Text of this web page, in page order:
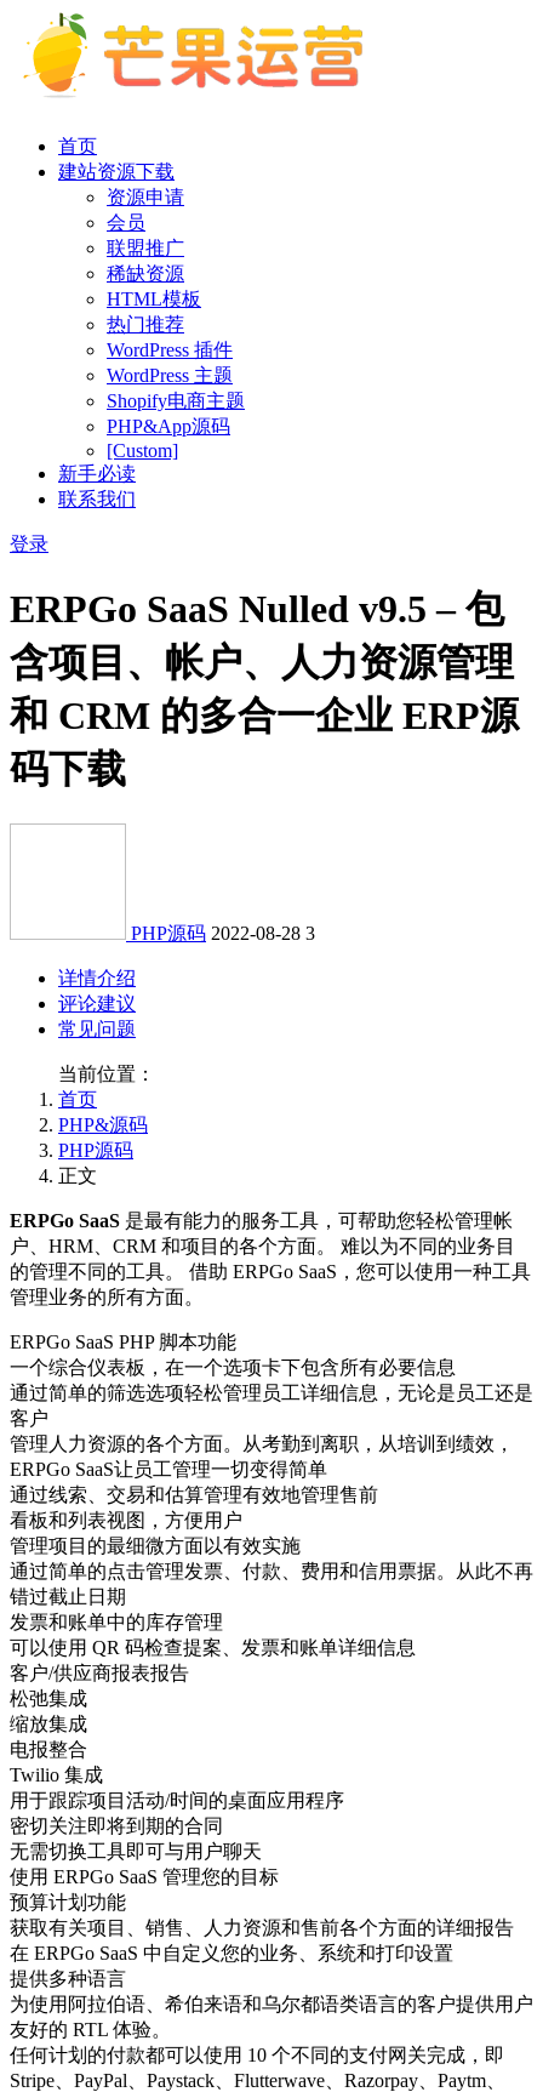
首页
建站资源下载
资源申请
会员
联盟推广
稀缺资源
HTML模板
热门推荐
WordPress 插件
WordPress 主题
Shopify电商主题
PHP&App源码
[Custom]
新手必读
联系我们
登录
ERPGo SaaS Nulled v9.5 – 包
含项目、帐户、人力资源管理
和 CRM 的多合一企业 ERP源
码下载
PHP源码 2022-08-28 3
详情介绍
评论建议
常见问题
当前位置：
首页
PHP&源码
PHP源码
正文
ERPGo SaaS 是最有能力的服务工具，可帮助您轻松管理帐
户、HRM、CRM 和项目的各个方面。 难以为不同的业务目
的管理不同的工具。 借助 ERPGo SaaS，您可以使用一种工具
管理业务的所有方面。
ERPGo SaaS PHP 脚本功能
一个综合仪表板，在一个选项卡下包含所有必要信息
通过简单的筛选选项轻松管理员工详细信息，无论是员工还是
客户
管理人力资源的各个方面。从考勤到离职，从培训到绩效，
ERPGo SaaS让员工管理一切变得简单
通过线索、交易和估算管理有效地管理售前
看板和列表视图，方便用户
管理项目的最细微方面以有效实施
通过简单的点击管理发票、付款、费用和信用票据。从此不再
错过截止日期
发票和账单中的库存管理
可以使用 QR 码检查提案、发票和账单详细信息
客户/供应商报表报告
松弛集成
缩放集成
电报整合
Twilio 集成
用于跟踪项目活动/时间的桌面应用程序
密切关注即将到期的合同
无需切换工具即可与用户聊天
使用 ERPGo SaaS 管理您的目标
预算计划功能
获取有关项目、销售、人力资源和售前各个方面的详细报告
在 ERPGo SaaS 中自定义您的业务、系统和打印设置
提供多种语言
为使用阿拉伯语、希伯来语和乌尔都语类语言的客户提供用户
友好的 RTL 体验。
任何计划的付款都可以使用 10 个不同的支付网关完成，即
Stripe、PayPal、Paystack、Flutterwave、Razorpay、Paytm、